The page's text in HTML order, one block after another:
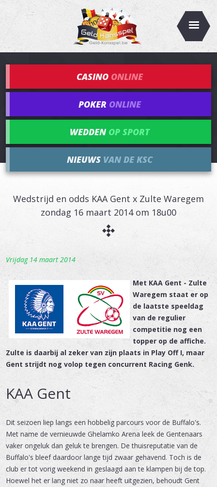
CASINO ONLINE
POKER ONLINE
WEDDEN OP SPORT
NIEUWS VAN DE KSC
Wedstrijd en odds KAA Gent x Zulte Waregem
zondag 16 maart 2014 om 18u00
Vrijdag 14 maart 2014
Met KAA Gent - Zulte
Waregem staat er op
de laatste speeldag
van de regulier
competitie nog een
topper op de affiche.
Zulte is daarbij al zeker van zijn plaats in Play Off I, maar
Gent strijdt nog volop tegen concurrent Racing Genk.
KAA Gent
Dit seizoen liep langs een hobbelig parcours voor de Buffalo's.
Met name de vernieuwde Ghelamko Arena leek de Gentenaars
vaker ongeluk dan geluk te brengen. De thuisreputatie van de
Buffalo's bleef daardoor lange tijd zwaar gehavend. Toch is de
club er tot vorig weekend in geslaagd aan te klampen bij de top.
Hoewel het er lang niet zo naar heeft uitgezien, behoudt Gent